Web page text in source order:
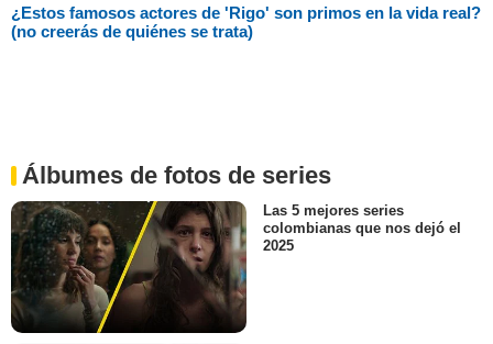
¿Estos famosos actores de 'Rigo' son primos en la vida real?
(no creerás de quiénes se trata)
Álbumes de fotos de series
Las 5 mejores series
colombianas que nos dejó el
2025